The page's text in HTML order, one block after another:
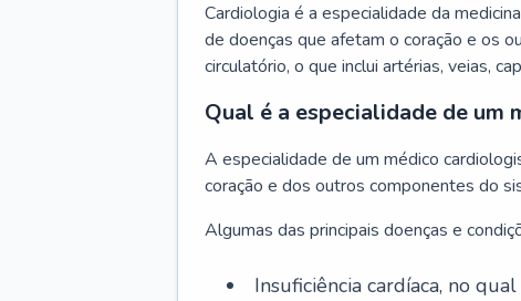
Cardiologia é a especialidade da
de doenças que afetam o coração e os
circulatório, o que inclui artérias, veias,
Qual é a especialidade de um
A especialidade de um médico
coração e dos outros componentes do
Algumas das principais doenças e
Insuficiência cardíaca, no